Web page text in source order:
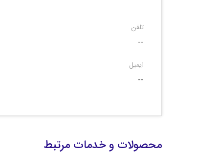
تلفن
--
ایمیل
--
محصولات و خدمات مرتبط